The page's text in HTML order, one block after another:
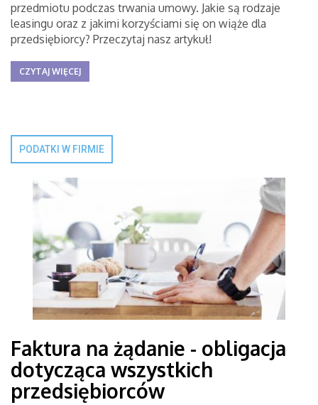
przedmiotu podczas trwania umowy. Jakie są rodzaje
leasingu oraz z jakimi korzyściami się on wiąże dla
przedsiębiorcy? Przeczytaj nasz artykuł!
CZYTAJ WIĘCEJ
PODATKI W FIRMIE
Faktura na żądanie - obligacja
dotycząca wszystkich
przedsiębiorców